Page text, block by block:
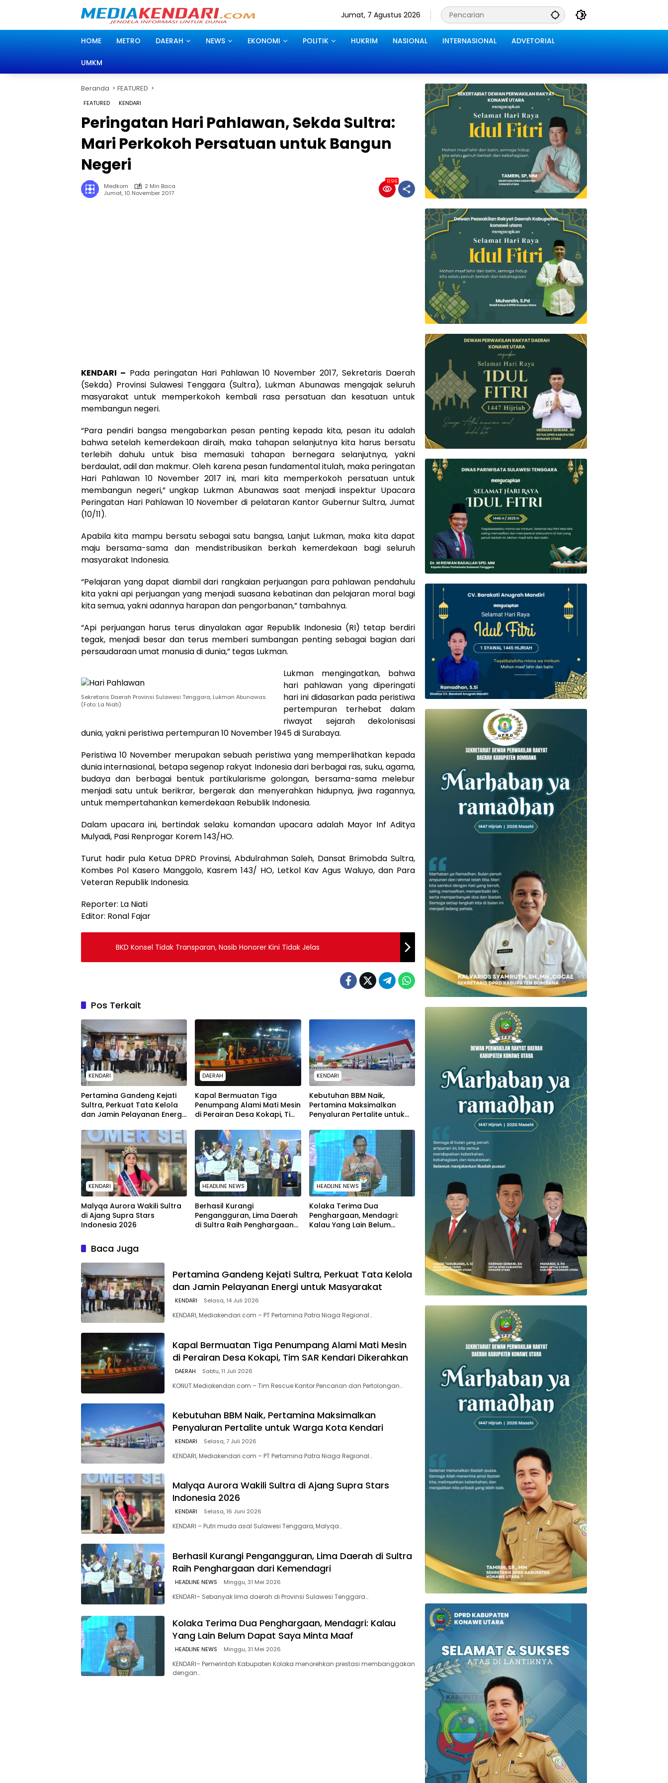
Jumat, 7 Agustus 2026
HOME METRO DAERAH NEWS EKONOMI POLITIK HUKRIM NASIONAL INTERNASIONAL ADVETORIAL
UMKM
Beranda FEATURED
FEATURED KENDARI
Peringatan Hari Pahlawan, Sekda Sultra:
Mari Perkokoh Persatuan untuk Bangun
Negeri
Medkom
2 Min Baca
Jumat, 10 November 2017
1296
KENDARI – Pada peringatan Hari Pahlawan 10 November 2017, Sekretaris Daerah
(Sekda) Provinsi Sulawesi Tenggara (Sultra), Lukman Abunawas mengajak seluruh
masyarakat untuk memperkokoh kembali rasa persatuan dan kesatuan untuk
membangun negeri.
“Para pendiri bangsa mengabarkan pesan penting kepada kita, pesan itu adalah
bahwa setelah kemerdekaan diraih, maka tahapan selanjutnya kita harus bersatu
terlebih dahulu untuk bisa memasuki tahapan bernegara selanjutnya, yakni
berdaulat, adil dan makmur. Oleh karena pesan fundamental itulah, maka peringatan
Hari Pahlawan 10 November 2017 ini, mari kita memperkokoh persatuan untuk
membangun negeri,” ungkap Lukman Abunawas saat menjadi inspektur Upacara
Peringatan Hari Pahlawan 10 November di pelataran Kantor Gubernur Sultra, Jumat
(10/11).
Apabila kita mampu bersatu sebagai satu bangsa, Lanjut Lukman, maka kita dapat
maju bersama-sama dan mendistribusikan berkah kemerdekaan bagi seluruh
masyarakat Indonesia.
“Pelajaran yang dapat diambil dari rangkaian perjuangan para pahlawan pendahulu
kita yakni api perjuangan yang menjadi suasana kebatinan dan pelajaran moral bagi
kita semua, yakni adannya harapan dan pengorbanan,” tambahnya.
“Api perjuangan harus terus dinyalakan agar Republik Indonesia (RI) tetap berdiri
tegak, menjadi besar dan terus memberi sumbangan penting sebagai bagian dari
persaudaraan umat manusia di dunia,” tegas Lukman.
Sekretaris Daerah Provinsi Sulawesi Tenggara, Lukman Abunawas.
(Foto: La Niati)
Lukman mengingatkan, bahwa
hari pahlawan yang diperingati
hari ini didasarkan pada peristiwa
pertempuran terhebat dalam
riwayat sejarah dekolonisasi
dunia, yakni peristiwa pertempuran 10 November 1945 di Surabaya.
Peristiwa 10 November merupakan sebuah peristiwa yang memperlihatkan kepada
dunia internasional, betapa segenap rakyat Indonesia dari berbagai ras, suku, agama,
budaya dan berbagai bentuk partikularisme golongan, bersama-sama melebur
menjadi satu untuk berikrar, bergerak dan menyerahkan hidupnya, jiwa ragannya,
untuk mempertahankan kemerdekaan Rebublik Indonesia.
Dalam upacara ini, bertindak selaku komandan upacara adalah Mayor Inf Aditya
Mulyadi, Pasi Renprogar Korem 143/HO.
Turut hadir pula Ketua DPRD Provinsi, Abdulrahman Saleh, Dansat Brimobda Sultra,
Kombes Pol Kasero Manggolo, Kasrem 143/ HO, Letkol Kav Agus Waluyo, dan Para
Veteran Republik Indonesia.
Reporter: La Niati
Editor: Ronal Fajar
BKD Konsel Tidak Transparan, Nasib Honorer Kini Tidak Jelas
Pos Terkait
KENDARI
Pertamina Gandeng Kejati
Sultra, Perkuat Tata Kelola
dan Jamin Pelayanan Energi
DAERAH
Kapal Bermuatan Tiga
Penumpang Alami Mati Mesin
di Perairan Desa Kokapi, Tim
KENDARI
Kebutuhan BBM Naik,
Pertamina Maksimalkan
Penyaluran Pertalite untuk
KENDARI
Malyqa Aurora Wakili Sultra
di Ajang Supra Stars
Indonesia 2026
HEADLINE NEWS
Berhasil Kurangi
Pengangguran, Lima Daerah
di Sultra Raih Penghargaan
HEADLINE NEWS
Kolaka Terima Dua
Penghargaan, Mendagri:
Kalau Yang Lain Belum
Baca Juga
Pertamina Gandeng Kejati Sultra, Perkuat Tata Kelola
dan Jamin Pelayanan Energi untuk Masyarakat
KENDARI Selasa, 14 Juli 2026
KENDARI, Mediakendari.com – PT Pertamina Patra Niaga Regional…
Kapal Bermuatan Tiga Penumpang Alami Mati Mesin
di Perairan Desa Kokapi, Tim SAR Kendari Dikerahkan
DAERAH Sabtu, 11 Juli 2026
KONUT.Mediakendari.com – Tim Rescue Kantor Pencarian dan Pertolongan…
Kebutuhan BBM Naik, Pertamina Maksimalkan
Penyaluran Pertalite untuk Warga Kota Kendari
KENDARI Selasa, 7 Juli 2026
KENDARI, Mediakendari.com – PT Pertamina Patra Niaga Regional…
Malyqa Aurora Wakili Sultra di Ajang Supra Stars
Indonesia 2026
KENDARI Selasa, 16 Juni 2026
KENDARI – Putri muda asal Sulawesi Tenggara, Malyqa…
Berhasil Kurangi Pengangguran, Lima Daerah di Sultra
Raih Penghargaan dari Kemendagri
HEADLINE NEWS Minggu, 31 Mei 2026
KENDARI– Sebanyak lima daerah di Provinsi Sulawesi Tenggara…
Kolaka Terima Dua Penghargaan, Mendagri: Kalau
Yang Lain Belum Dapat Saya Minta Maaf
HEADLINE NEWS Minggu, 31 Mei 2026
KENDARI– Pemerintah Kabupaten Kolaka menorehkan prestasi membanggakan
dengan…